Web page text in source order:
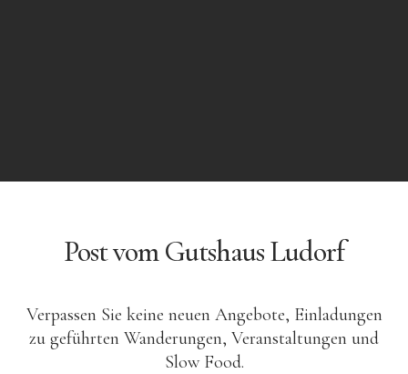
Post vom Gutshaus Ludorf
Verpassen Sie keine neuen Angebote, Einladungen
zu geführten Wanderungen, Veranstaltungen und
Slow Food.